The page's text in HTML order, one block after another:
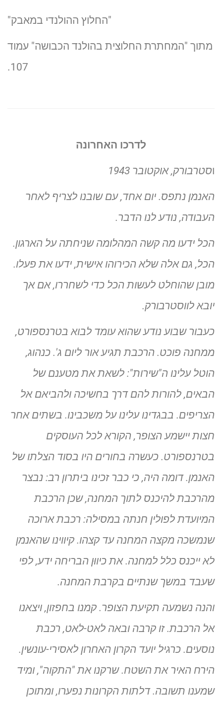
"החלוץ ההולנדי במאבק"
מתוך "המחתרת החלוצית בהולנד הכבושה" עמוד
107.
לדרכו האחרונה
וסטרבורק, אוקטובר 1943
האנמן נתפס. יום אחד, עם שובנו לצריף לאחר
העבודה, נודע לנו הדבר. ‏
הכל ידעו מה קשה המהלומה שניחתה על הארגון.
הכל, גם אלה שלא הכירוהו אישית, ידעו את פעלו.
מובן שהוחלט לעשות הכל כדי לשחררו, אם אך
יובא לווסטרבורק.
כעבור שבוע נודע שהוא עומד לבוא בטרנספורט,
ממחנה פוכט. הרכבת תגיע אור ליום ג'. כנהוג,
הוטל עלינו ה"שירות": לשאת את מטענם של
הבאים, להורות להם דרך בחשיכה ולהביאם אל
הצריפים. בבגדינו עלינו על משכבינו. בשתים אחר
חצות יישמע הצופר, הקורא לכל העוסקים
בטרנספורט. כעשרה בחורים היו בסוד הצלתו של
האנמן. דומה היה, כי כבר זכינו ביתרון רב: נבצר
מהרכבת להיכנס לתוך המחנה, שכן הרכבת
המיועדת לפולין חנתה במסילה: רכבת ארוכה
שנמשכה מקצה המחנה עד קצהו. קיווינו שהאנמן
לא ייכנס כלל למחנה. את כיווּן הבריחה ידע, לפי
שעבד במשך שנתיים בקרבת המחנה.
והנה נשמעה תקיעת הצופר. קמנו בחפזון, ויצאנו
אל הרכבת. זו קרבה ובאה לאט-לאט, רכבת
נוסעים. כרגיל יועד הקרון האחרון לאסירי-עונשין.
הירח האיר את השטח. שרקנו את "התקוה", ומיד
שמענו תשובה. דלתות הקרונות נפערו, ומתוכן